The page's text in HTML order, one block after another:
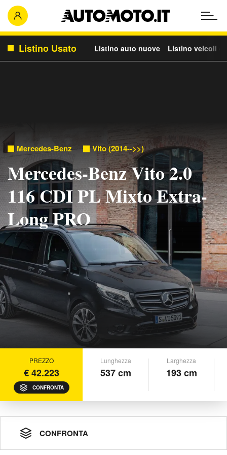
Listino Usato Listino auto nuove Listino veicoli
Mercedes-Benz Vito (2014-->>)
Mercedes-Benz Vito 2.0
116 CDI PL Mixto Extra-
Long PRO
PREZZO
€ 42.223
CONFRONTA
Lunghezza
537 cm
Larghezza
193 cm
CONFRONTA